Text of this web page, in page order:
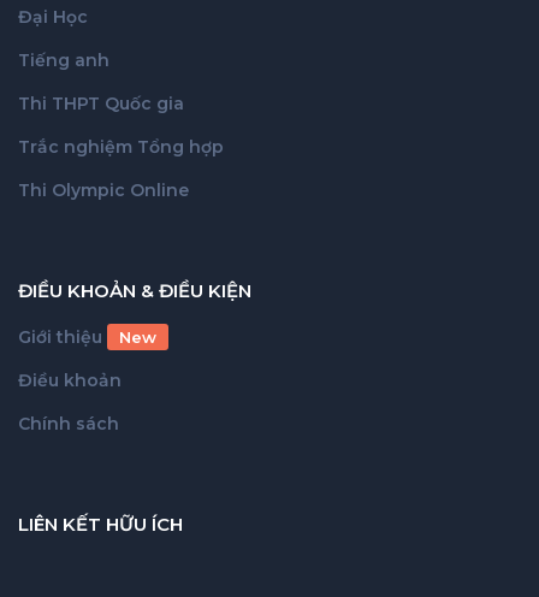
Đại Học
Tiếng anh
Thi THPT Quốc gia
Trắc nghiệm Tổng hợp
Thi Olympic Online
ĐIỀU KHOẢN & ĐIỀU KIỆN
Giới thiệu New
Điều khoản
Chính sách
LIÊN KẾT HỮU ÍCH